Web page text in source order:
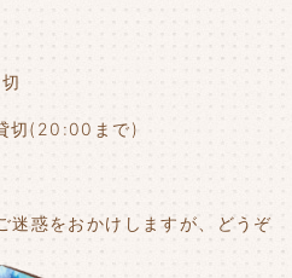
切(20:00まで)
迷惑をおかけしますが、どうぞ